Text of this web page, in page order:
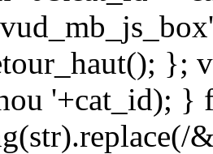
};
'+cat_id); }